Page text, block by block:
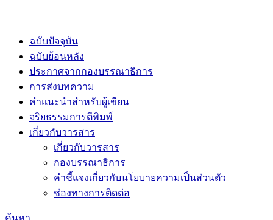
ฉบับปัจจุบัน
ฉบับย้อนหลัง
ประกาศจากกองบรรณาธิการ
การส่งบทความ
คำแนะนำสำหรับผู้เขียน
จริยธรรมการตีพิมพ์
เกี่ยวกับวารสาร
เกี่ยวกับวารสาร
กองบรรณาธิการ
คำชี้แจงเกี่ยวกับนโยบายความเป็นส่วนตัว
ช่องทางการติดต่อ
ค้นหา